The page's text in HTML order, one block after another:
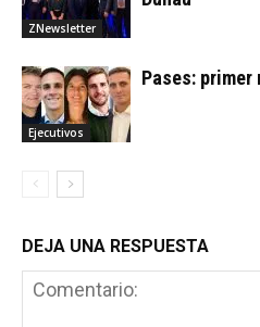
ZNewsletter
Ejecutivos
Pases: primer
DEJA UNA RESPUESTA